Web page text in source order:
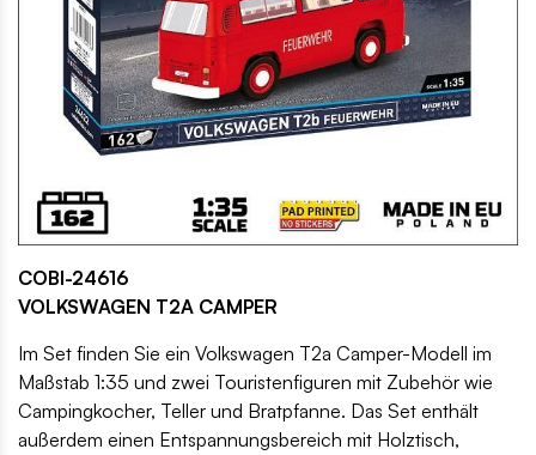
COBI-24616
VOLKSWAGEN T2A CAMPER
Im Set finden Sie ein Volkswagen T2a Camper-Modell im
Maßstab 1:35 und zwei Touristenfiguren mit Zubehör wie
Campingkocher, Teller und Bratpfanne. Das Set enthält
außerdem einen Entspannungsbereich mit Holztisch,